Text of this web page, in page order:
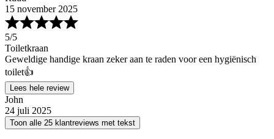
15 november 2025
5/5
Toiletkraan
Geweldige handige kraan zeker aan te raden voor een hygiënisch
toilet👍
Lees hele review
John
24 juli 2025
Toon alle 25 klantreviews met tekst